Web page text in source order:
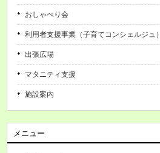
おしゃべり会
利用者支援事業（子育てコンシェルジュ）
出張広場
マタニティ支援
施設案内
メニュー